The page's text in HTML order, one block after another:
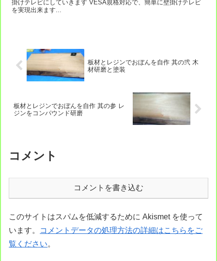
掛けテレビにしていきます VESA規格対応で、簡単に壁掛けテレビ
を実現出来ます...
板材とレジンでおぼんを自作 其の弐 木
材研磨と塗装
板材とレジンでおぼんを自作 其の参 レ
ジンをコンパウンド研磨
コメント
コメントを書き込む
このサイトはスパムを低減するために Akismet を使って
います。
コメントデータの処理方法の詳細はこちらをご
覧ください。